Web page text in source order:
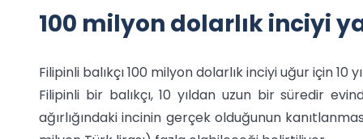
100 milyon dolarlık inciyi
Filipinli balıkçı 100 milyon dolarlık inciyi uğur için 10
Filipinli bir balıkçı, 10 yıldan uzun bir süredir
ağırlığındaki incinin gerçek olduğunun